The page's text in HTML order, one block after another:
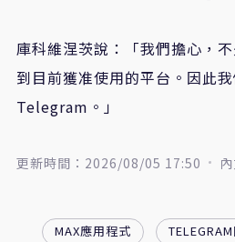
庫科維涅茨說：「我們擔心，
到目前獲准使用的平台。因此
Telegram。」
更新時間：2026/08/05 17:50
MAX應用程式